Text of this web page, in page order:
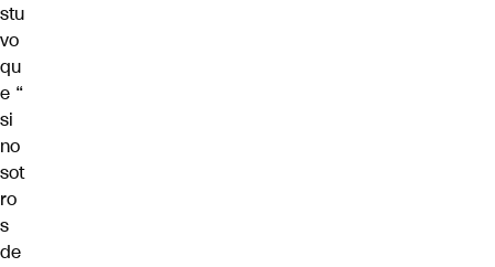
stu
vo
qu
e “
si
no
sot
ro
s
de